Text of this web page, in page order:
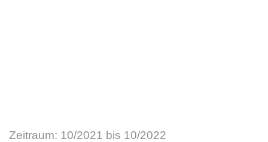
Zeitraum: 10/2021 bis 10/2022